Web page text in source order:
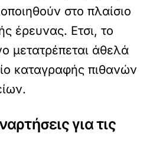
στο πλαίσιο
έρευνας. Ετσι, το
μετατρέπεται άθελά
καταγραφής πιθανών
για τις